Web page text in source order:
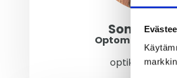
Sonja
Optometristi /